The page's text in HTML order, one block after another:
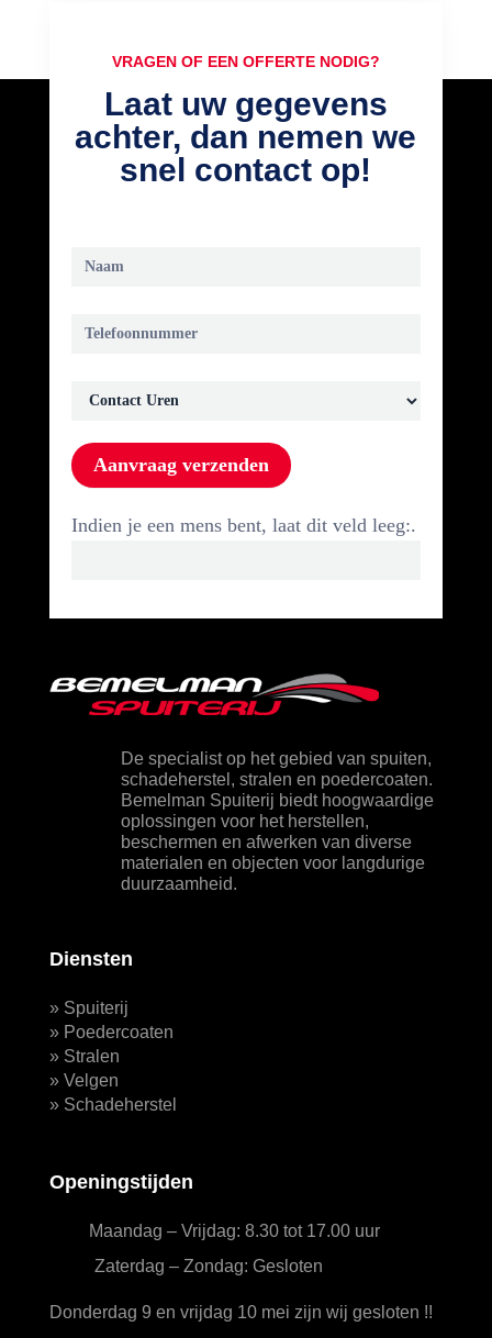
VRAGEN OF EEN OFFERTE NODIG?
Laat uw gegevens
achter, dan nemen we
snel contact op!
Call
Aanvraag verzenden
Indien je een mens bent, laat dit veld leeg:.
De specialist op het gebied van spuiten,
schadeherstel, stralen en poedercoaten.
Bemelman Spuiterij biedt hoogwaardige
oplossingen voor het herstellen,
beschermen en afwerken van diverse
materialen en objecten voor langdurige
duurzaamheid.
Diensten
» Spuiterij
» Poedercoaten
» Stralen
» Velgen
» Schadeherstel
Openingstijden
Maandag – Vrijdag: 8.30 tot 17.00 uur
Zaterdag – Zondag: Gesloten
Donderdag 9 en vrijdag 10 mei zijn wij gesloten !!